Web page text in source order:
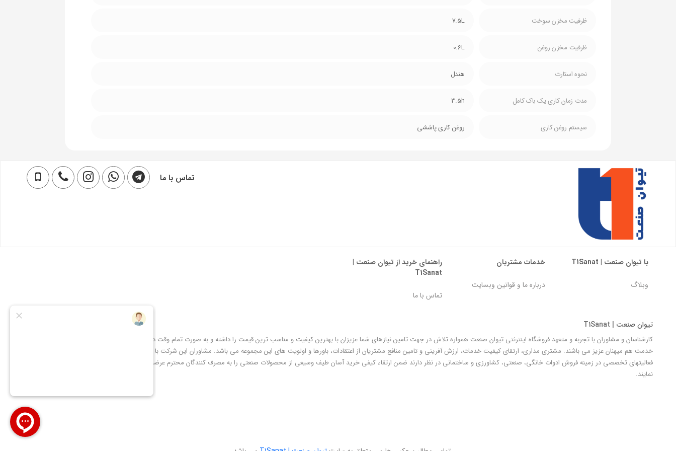
ظرفیت مخزن سوخت 7.5L
ظرفیت مخزن روغن 0.6L
نحوه استارت هندل
مدت زمان کاری یک باک کامل 3.5h
سیستم روغن کاری روغن کاری پاششی
تماس با ما
با تیوان صنعت | T1Sanat
وبلاگ
خدمات مشتریان
درباره ما و قوانین وبسایت
راهنمای خرید از تیوان صنعت |
T1Sanat
تماس با ما
تیوان صنعت | T1Sanat
کارشناسان و مشاوران با تجربه و متعهد فروشگاه اینترنتی تیوان صنعت همواره تلاش در جهت تامین نیازهای شما عزیزان با بهترین کیفیت و مناسب ترین قیمت را داشته و به صورت تمام وقت در
خدمت هم میهنان عزیز می باشند. مشتری مداری، ارتقای کیفیت خدمات، ارزش آفرینی و تامین منافع مشتریان از اعتقادات، باورها و اولویت های این مجموعه می باشد. مشاوران این شرکت با
فعالیتهای تخصصی در زمینه فروش ادوات خانگی، صنعتی، کشاورزی و ساختمانی در نظر دارند ضمن ارتقاء کیفی خرید آسان طیف وسیعی از محصولات صنعتی را به مصرف کنندگان محترم عرضه
نمایند.